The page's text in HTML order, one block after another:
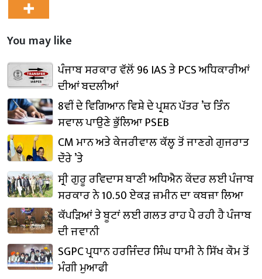
You may like
ਪੰਜਾਬ ਸਰਕਾਰ ਵੱਲੋਂ 96 IAS ਤੇ PCS ਅਧਿਕਾਰੀਆਂ
ਦੀਆਂ ਬਦਲੀਆਂ
8ਵੀਂ ਦੇ ਵਿਗਿਆਨ ਵਿਸ਼ੇ ਦੇ ਪ੍ਰਸ਼ਨ ਪੱਤਰ ’ਚ ਤਿੰਨ
ਸਵਾਲ ਪਾਉਣੇ ਭੁੱਲਿਆ PSEB
CM ਮਾਨ ਅਤੇ ਕੇਜਰੀਵਾਲ ਕੱਲ੍ਹ ਤੋਂ ਜਾਣਗੇ ਗੁਜਰਾਤ
ਦੌਰੇ ’ਤੇ
ਸ੍ਰੀ ਗੁਰੂ ਰਵਿਦਾਸ ਬਾਣੀ ਅਧਿਐਨ ਕੇਂਦਰ ਲਈ ਪੰਜਾਬ
ਸਰਕਾਰ ਨੇ 10.50 ਏਕੜ ਜ਼ਮੀਨ ਦਾ ਕਬਜ਼ਾ ਲਿਆ
ਕੱਪੜਿਆਂ ਤੇ ਬੂਟਾਂ ਲਈ ਗਲਤ ਰਾਹ ਪੈ ਰਹੀ ਹੈ ਪੰਜਾਬ
ਦੀ ਜਵਾਨੀ
SGPC ਪ੍ਰਧਾਨ ਹਰਜਿੰਦਰ ਸਿੰਘ ਧਾਮੀ ਨੇ ਸਿੱਖ ਕੌਮ ਤੋਂ
ਮੰਗੀ ਮੁਆਫੀ